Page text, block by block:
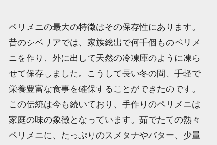
ペリメニの最大の特徴はその保存性にあります。
昔のシベリアでは、家族総出で何千個ものペリメ
ニを作り、外に出して天然の冷凍庫のように凍ら
せて保存しました。こうして長い冬の間、手軽で
栄養豊富な食事を確保することができたのです。
この伝統は今も続いており、手作りのペリメニは
家庭の味の象徴となっています。茹でたての熱々
ペリメニに、たっぷりのスメタナやバター、少量